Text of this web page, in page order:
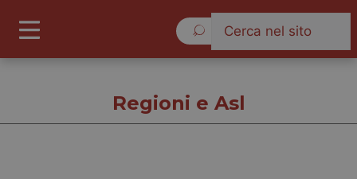
Regioni e Asl